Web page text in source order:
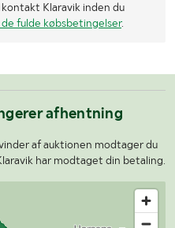
Klaravik inden du
fulde købsbetingelser.
afhentning
af auktionen modtager du
har modtaget din betaling.